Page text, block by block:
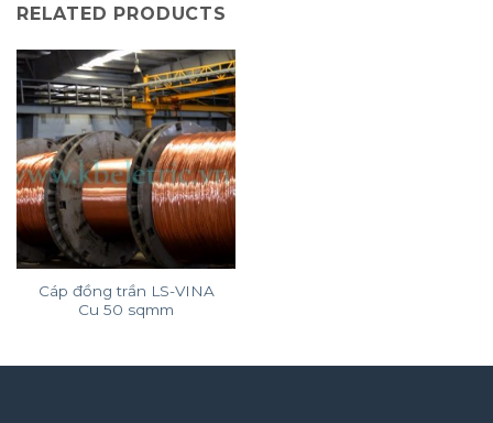
RELATED PRODUCTS
Cáp đồng trần LS-VINA
Cu 50 sqmm